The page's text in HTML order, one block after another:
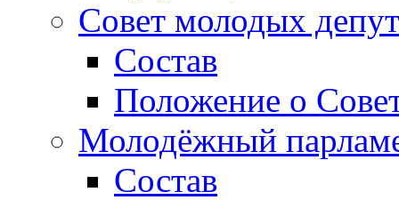
Совет молодых
Состав
Положение о
Молодёжный
Состав